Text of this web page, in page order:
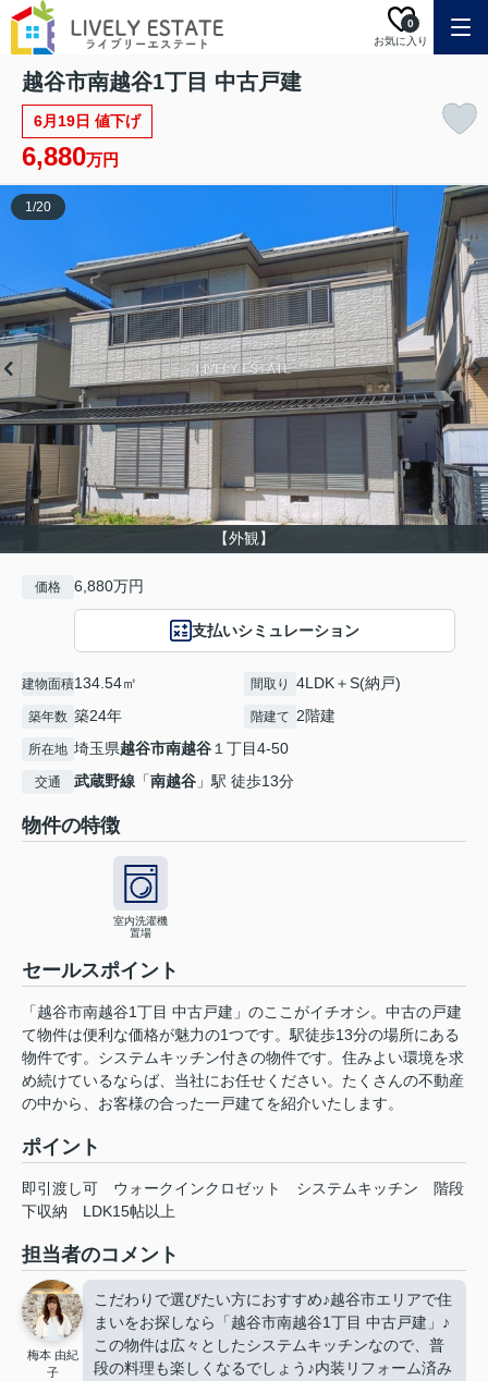
お気に入り
0
越谷市南越谷1丁目 中古戸建
6月19日 値下げ
6,880万円
【外観】
1/20
価格 6,880万円
支払いシミュレーション
建物面積134.54㎡ 間取り 4LDK＋S(納戸)
築年数 築24年 階建て 2階建
所在地 埼玉県越谷市南越谷１丁目4-50
交通 武蔵野線 「南越谷 」駅 徒歩13分
物件の特徴
室内洗濯機
置場
セールスポイント
「越谷市南越谷1丁目 中古戸建」のここがイチオシ。中古の戸建
て物件は便利な価格が魅力の1つです。駅徒歩13分の場所にある
物件です。システムキッチン付きの物件です。住みよい環境を求
め続けているならば、当社にお任せください。たくさんの不動産
の中から、お客様の合った一戸建てを紹介いたします。
ポイント
即引渡し可 ウォークインクロゼット システムキッチン
階段
下収納
LDK15帖以上
担当者のコメント
梅本 由紀
子
こだわりで選びたい方におすすめ♪越谷市エリアで住
まいをお探しなら「越谷市南越谷1丁目 中古戸建」♪
この物件は広々としたシステムキッチンなので、普
段の料理も楽しくなるでしょう♪内装リフォーム済み